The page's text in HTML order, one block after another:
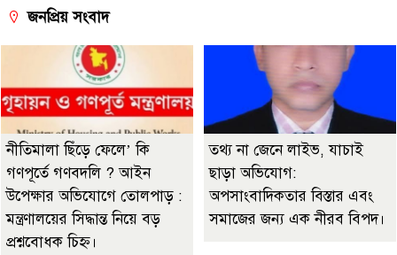
জনপ্রিয় সংবাদ
নীতিমালা ছিঁড়ে ফেলে’ কি
গণপূর্তে গণবদলি ? আইন
উপেক্ষার অভিযোগে তোলপাড় :
মন্ত্রণালয়ের সিদ্ধান্ত নিয়ে বড়
প্রশ্নবোধক চিহ্ন।
তথ্য না জেনে লাইভ, যাচাই
ছাড়া অভিযোগ:
অপসাংবাদিকতার বিস্তার এবং
সমাজের জন্য এক নীরব বিপদ।